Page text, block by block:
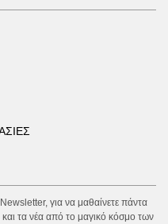
για να μαθαίνετε πάντα
τα νέα από το μαγικό κόσμο των